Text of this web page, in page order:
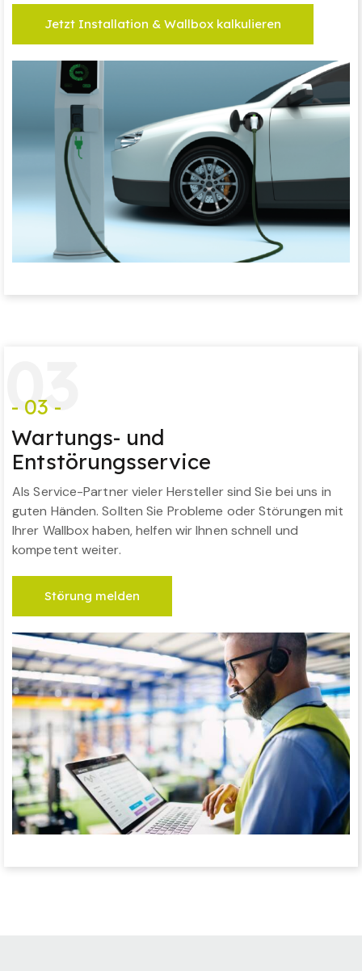
Jetzt Installation & Wallbox kalkulieren
03
- 03 -
Wartungs- und
Entstörungsservice
Als Service-Partner vieler Hersteller sind Sie bei uns in
guten Händen. Sollten Sie Probleme oder Störungen mit
Ihrer Wallbox haben, helfen wir Ihnen schnell und
kompetent weiter.
Störung melden